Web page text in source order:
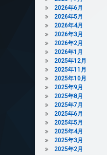
2026年6月
2026年5月
2026年4月
2026年3月
2026年2月
2026年1月
2025年12月
2025年11月
2025年10月
2025年9月
2025年8月
2025年7月
2025年6月
2025年5月
2025年4月
2025年3月
2025年2月